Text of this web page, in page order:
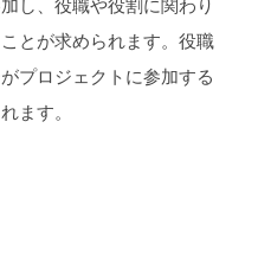
し、役職や役割に関わり
とが求められます。役職
プロジェクトに参加する
ます。